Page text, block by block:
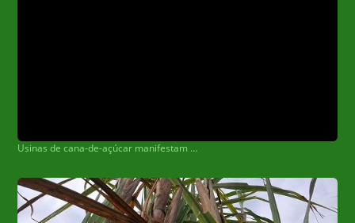
Usinas de cana-de-açúcar manifestam apoio à megaoperação contra crime organizado no setor de combustíveis